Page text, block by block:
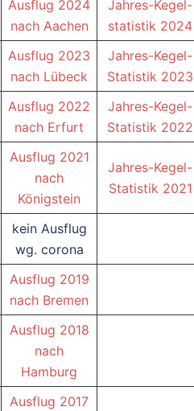
Ausflug 2024
nach Aachen
Jahres-Kegel-
statistik 2024
Ausflug 2023
nach Lübeck
Jahres-Kegel-
Statistik 2023
Ausflug 2022
nach Erfurt
Jahres-Kegel-
Statistik 2022
Ausflug 2021
nach
Königstein
Jahres-Kegel-
Statistik 2021
kein Ausflug
wg. corona
Ausflug 2019
nach Bremen
Ausflug 2018
nach
Hamburg
Ausflug 2017